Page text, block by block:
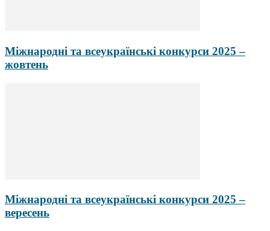
Міжнародні та всеукраїнські конкурси 2025 –
жовтень
Міжнародні та всеукраїнські конкурси 2025 –
вересень